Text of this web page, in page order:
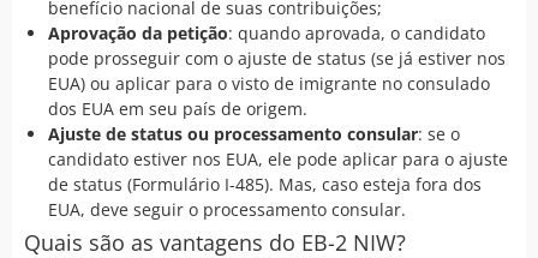
benefício nacional de suas contribuições;
Aprovação da petição: quando aprovada, o candidato
pode prosseguir com o ajuste de status (se já estiver nos
EUA) ou aplicar para o visto de imigrante no consulado
dos EUA em seu país de origem.
Ajuste de status ou processamento consular: se o
candidato estiver nos EUA, ele pode aplicar para o ajuste
de status (Formulário I-485). Mas, caso esteja fora dos
EUA, deve seguir o processamento consular.
Quais são as vantagens do EB-2 NIW?